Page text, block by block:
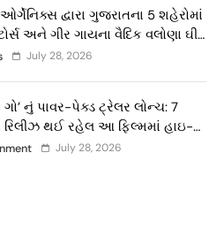
દ્વારા ગુજરાતના 5 શહેરોમાં
અને ગીર ગાયના વૈદિક વલોણા ઘી-
સેવાઓ સાથે વ્યાપક વિસ્તરણ
July 28, 2026
નું પાવર-પેક્ડ ટ્રેલર લોન્ચ: 7
થઈ રહેલ આ ફિલ્મમાં હાઇ-
જોવા મળશેJuly 28, 2026